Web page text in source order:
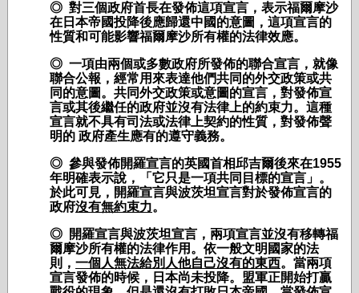
◎ 對三個政府首長在發佈這項宣言，表示福爾摩沙
在日本帝國投降後應歸還中國的意圖，這項宣言的
性質和可能影響福爾摩沙所有權的法律效應。
◎ 一項由兩個或多數政府所發佈的聯合宣言，就像
聯合公報，經常用來表達他們共同的外交政策或共
同的意圖。共同外交政策或意圖的宣言，對發佈宣
言或其後繼任的政府並沒有法律上的約束力。這種
宣言就不具有司法或法律上契約的性質，對發佈聲
明的 政府產生應有的遵守義務。
◎ 參與發佈開羅宣言的英國首相邱吉爾後來在1955
年明確表示說，「它只是一項共同目標的宣言」。
於此可見，開羅宣言與波茨坦宣言對於發佈宣言的
政府沒有無約束力。
◎ 開羅宣言與波茨坦宣言，兩項宣言並沒有移轉福
爾摩沙所有權的法律作用。依一般文明國家的法
則， 一個人無法給別人他自己沒有的東西。當兩項
宣言發佈的時候，日本尚未投降。盟軍正開始打贏